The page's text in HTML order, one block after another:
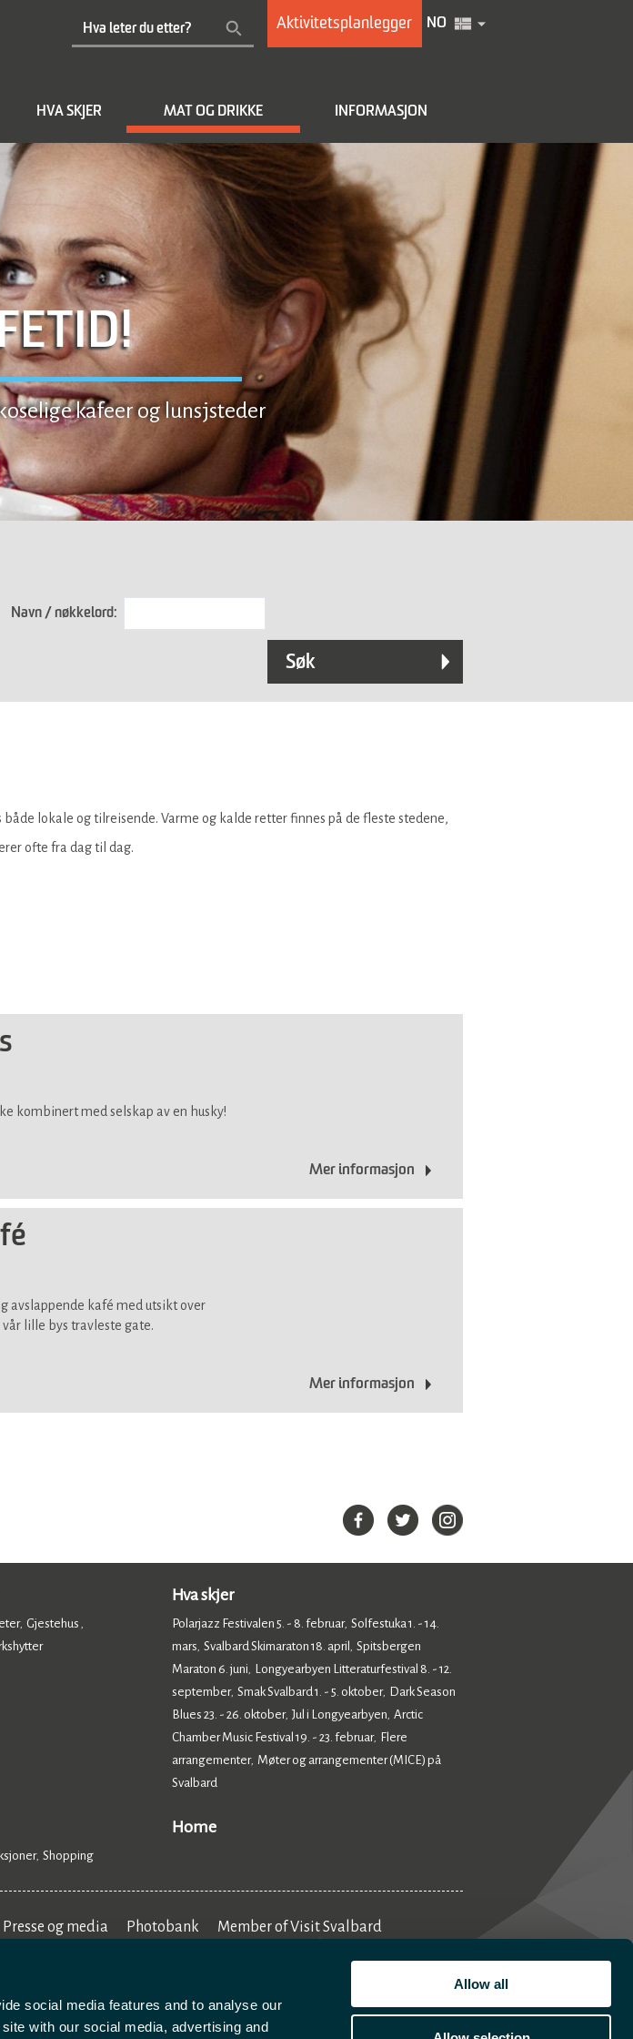
social media features and to analyse our
with our social media, advertising and
Allow all
Aktivitetsplanlegger NO
HVA SKJER MAT OG DRIKKE INFORMASJON
kafeer og lunsjsteder
Navn / nøkkelord:
lokale og tilreisende. Varme og kalde retter finnes på de fleste stedene,
ofte fra dag til dag.
kombinert med selskap av en husky!
Mer informasjon
avslappende kafé med utsikt over
lille bys travleste gate.
Mer informasjon
, Gjestehus ,
,
Hva skjer
Polarjazz Festivalen 5. - 8. februar, Solfestuka 1. - 14.
mars, Svalbard Skimaraton 18. april, Spitsbergen
Maraton 6. juni, Longyearbyen Litteraturfestival 8. - 12.
september, Smak Svalbard 1. - 5. oktober, Dark Season
Blues 23. - 26. oktober, Jul i Longyearbyen, Arctic
Chamber Music Festival 19. - 23. februar, Flere
arrangementer, Møter og arrangementer (MICE) på
Svalbard,
, Shopping
Home
Presse og media Photobank
Member of Visit Svalbard